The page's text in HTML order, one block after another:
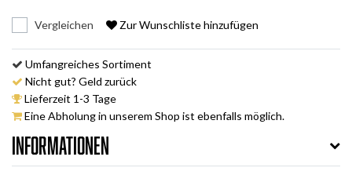
Vergleichen Zur Wunschliste hinzufügen
Umfangreiches Sortiment
Nicht gut? Geld zurück
Lieferzeit 1-3 Tage
Eine Abholung in unserem Shop ist ebenfalls möglich.
Informationen